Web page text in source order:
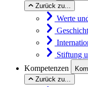
Zurück zu...
Werte
Stiftung
Kompetenzen
Zurück zu...